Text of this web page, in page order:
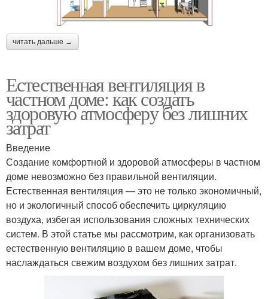
читать дальше →
Естественная вентиляция в
частном доме: как создать
здоровую атмосферу без лишних
затрат
Введение
Создание комфортной и здоровой атмосферы в частном
доме невозможно без правильной вентиляции.
Естественная вентиляция — это не только экономичный,
но и экологичный способ обеспечить циркуляцию
воздуха, избегая использования сложных технических
систем. В этой статье мы рассмотрим, как организовать
естественную вентиляцию в вашем доме, чтобы
наслаждаться свежим воздухом без лишних затрат.